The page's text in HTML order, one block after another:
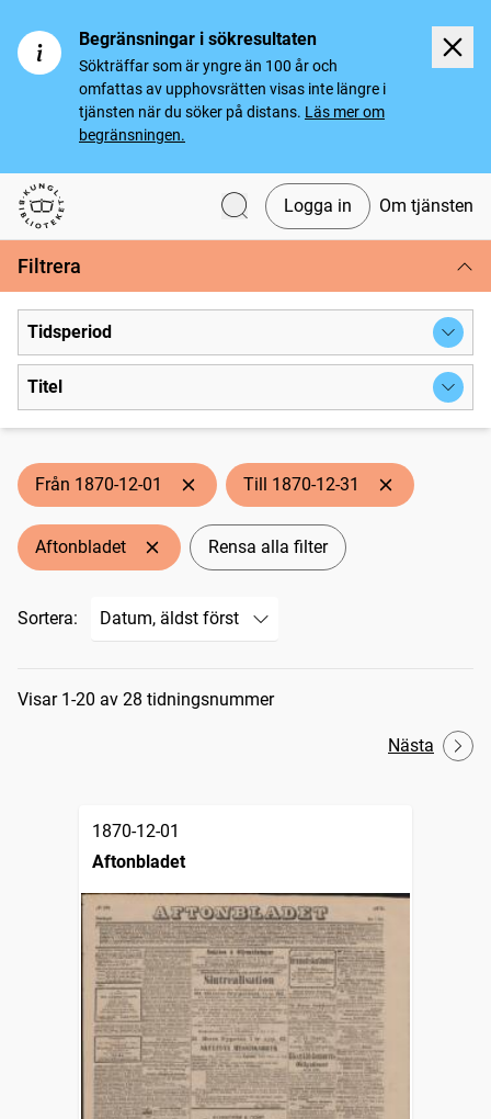
Begränsningar i sökresultaten
Sökträffar som är yngre än 100 år och
omfattas av upphovsrätten visas inte längre i
tjänsten när du söker på distans. Läs mer om
begränsningen.
Svenska tidningar
Logga in Om tjänsten
Filtrera
Tidsperiod
Titel
Från 1870-12-01 Till 1870-12-31
Aftonbladet Rensa alla filter
Sortera:
Sökresultat
Visar 1-20 av 28 tidningsnummer
Nästa
1870-12-01
Aftonbladet